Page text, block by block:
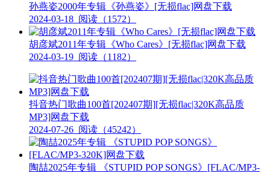
孙燕姿2000年专辑《孙燕姿》[无损flac]网盘下载
2024-03-18 阅读（1572）
胡彦斌2011年专辑《Who Cares》[无损flac]网盘下载
2024-03-19 阅读（1182）
抖音热门歌曲100首[202407期][无损flac|320K高品质
MP3]网盘下载
2024-07-26 阅读（45242）
陶喆2025年专辑 《STUPID POP SONGS》[FLAC/MP3-